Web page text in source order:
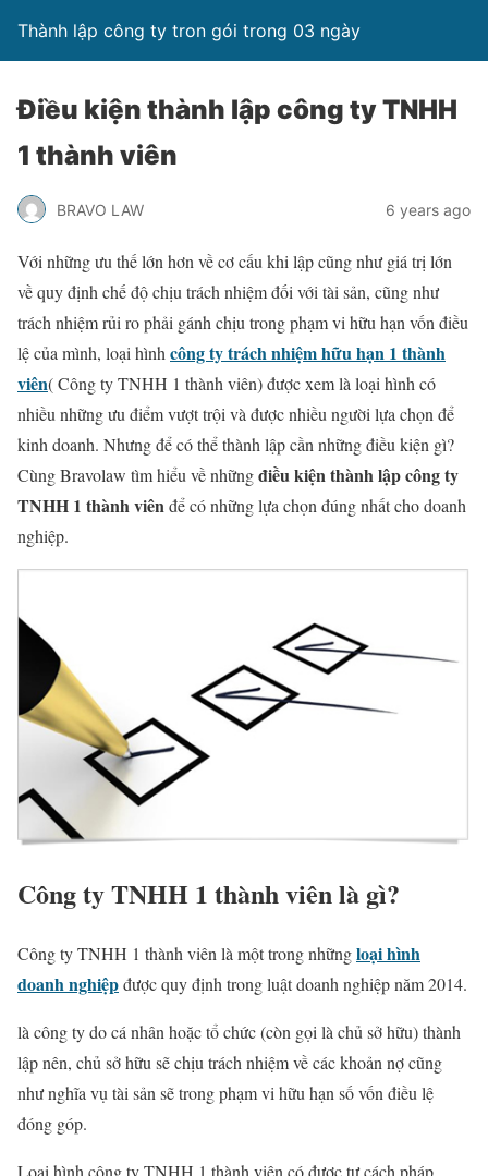
Thành lập công ty tron gói trong 03 ngày
Điều kiện thành lập công ty TNHH
1 thành viên
BRAVO LAW 6 years ago
Với những ưu thế lớn hơn về cơ cấu khi lập cũng như giá trị lớn
về quy định chế độ chịu trách nhiệm đối với tài sản, cũng như
trách nhiệm rủi ro phải gánh chịu trong phạm vi hữu hạn vốn điều
lệ của mình, loại hình công ty trách nhiệm hữu hạn 1 thành
viên( Công ty TNHH 1 thành viên) được xem là loại hình có
nhiều những ưu điểm vượt trội và được nhiều người lựa chọn để
kinh doanh. Nhưng để có thể thành lập cần những điều kiện gì?
Cùng Bravolaw tìm hiểu về nhữngđiều kiện thành lập công ty
TNHH 1 thành viênđể có những lựa chọn đúng nhất cho doanh
nghiệp.
Công ty TNHH 1 thành viên là gì?
Công ty TNHH 1 thành viên là một trong nhữngloại hình
doanh nghiệpđược quy định trong luật doanh nghiệp năm 2014.
là công ty do cá nhân hoặc tổ chức (còn gọi là chủ sở hữu) thành
lập nên, chủ sở hữu sẽ chịu trách nhiệm về các khoản nợ cũng
như nghĩa vụ tài sản sẽ trong phạm vi hữu hạn số vốn điều lệ
đóng góp.
Loại hình công ty TNHH 1 thành viên có được tư cách pháp